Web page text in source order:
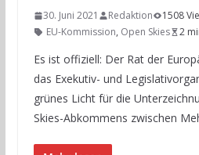
30. Juni 2021 Redaktion
1508
EU-Kommission, Open Skies 2
Es ist offiziell: Der Rat der
das Exekutiv- und
grünes Licht für die
Skies-Abkommens zwischen